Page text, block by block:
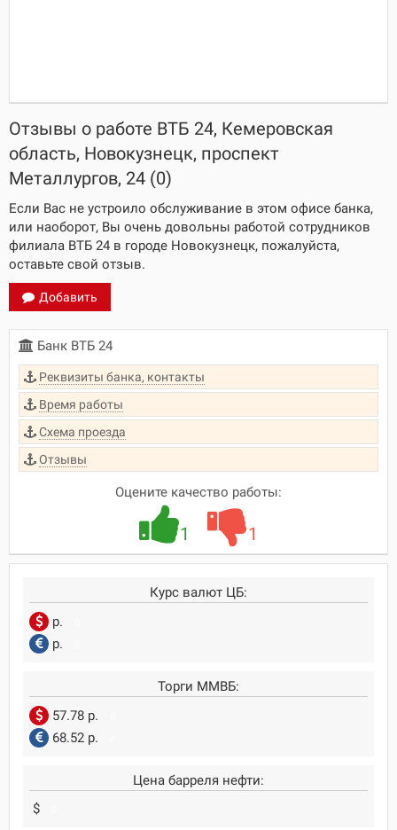
Отзывы о работе ВТБ 24, Кемеровская
область, Новокузнецк, проспект
Металлургов, 24 (0)
Если Вас не устроило обслуживание в этом офисе банка,
или наоборот, Вы очень довольны работой сотрудников
филиала ВТБ 24 в городе Новокузнецк, пожалуйста,
оставьте свой отзыв.
Добавить
Банк ВТБ 24
Реквизиты банка, контакты
Время работы
Схема проезда
Отзывы
Оцените качество работы:
1 1
Курс валют ЦБ:
р.
р.
Торги ММВБ:
57.78 р.
68.52 р.
Цена барреля нефти:
$